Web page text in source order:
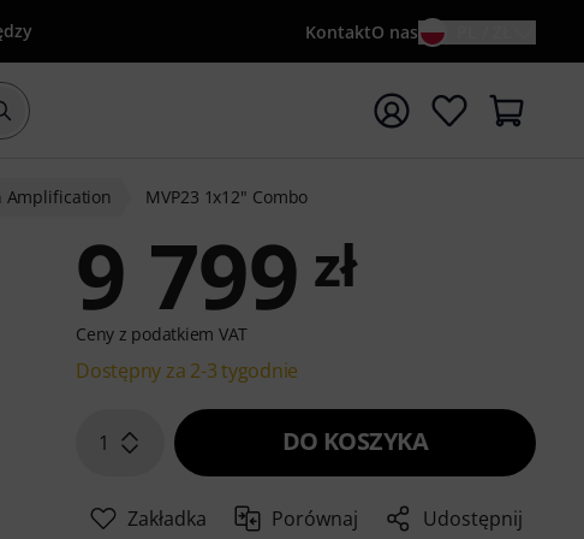
KontaktO nas
Rozpocznij wyszukiwanie od słowa kluczowego {searchTerm}
Amplification MVP23 1x12" Combo
9 799 zł
Ceny z podatkiem VAT
Dostępny za 2-3 tygodnie
1 DO KOSZYKA
Zakładka Porównaj Udostępnij